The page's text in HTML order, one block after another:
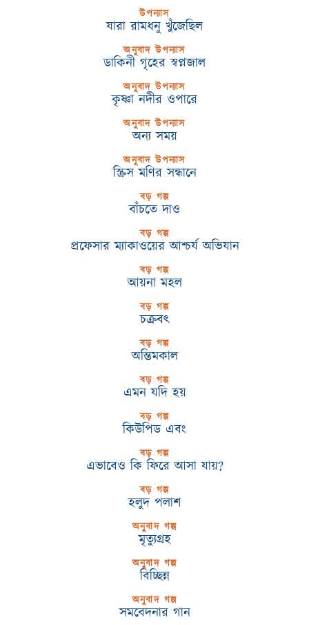
উপন্যাস
যারা রামধনু খুঁজেছিল
অনুবাদ উপন্যাস
ডাকিনী গৃহের স্বপ্নজাল
অনুবাদ উপন্যাস
কৃষ্ণা নদীর ওপারে
অনুবাদ উপন্যাস
অন্য সময়
অনুবাদ উপন্যাস
স্ক্রিস মণির সন্ধানে
বড় গল্প
বাঁচতে দাও
বড় গল্প
প্রফেসার ম্যাকাওয়ের আশ্চর্য অভিযান
বড় গল্প
আয়না মহল
বড় গল্প
চক্রবৎ
বড় গল্প
অন্তিমকাল
বড় গল্প
এমন যদি হয়
বড় গল্প
কিউপিড এবং
বড় গল্প
এভাবেও কি ফিরে আসা যায়?
বড় গল্প
হলুদ পলাশ
অনুবাদ গল্প
মৃত্যুগ্রহ
অনুবাদ গল্প
বিচ্ছিন্ন
অনুবাদ গল্প
সমবেদনার গান